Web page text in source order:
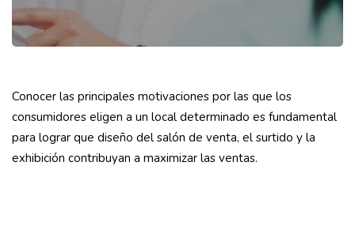
Conocer las principales motivaciones por las que los
consumidores eligen a un local determinado es fundamental
para lograr que diseño del salón de venta, el surtido y la
exhibición contribuyan a maximizar las ventas.